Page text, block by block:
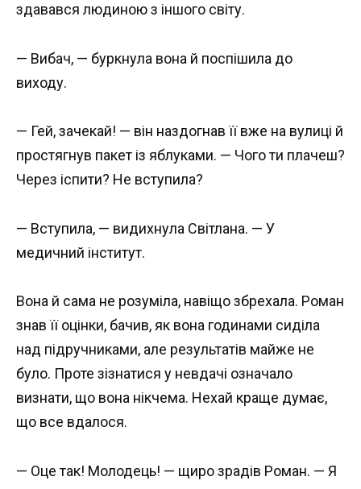
здавався людиною з іншого світу.
— Вибач, — буркнула вона й поспішила до
виходу.
— Гей, зачекай! — він наздогнав її вже на вулиці й
простягнув пакет із яблуками. — Чого ти плачеш?
Через іспити? Не вступила?
— Вступила, — видихнула Світлана. — У
медичний інститут.
Вона й сама не розуміла, навіщо збрехала. Роман
знав її оцінки, бачив, як вона годинами сиділа
над підручниками, але результатів майже не
було. Проте зізнатися у невдачі означало
визнати, що вона нікчема. Нехай краще думає,
що все вдалося.
— Оце так! Молодець! — щиро зрадів Роман. — Я